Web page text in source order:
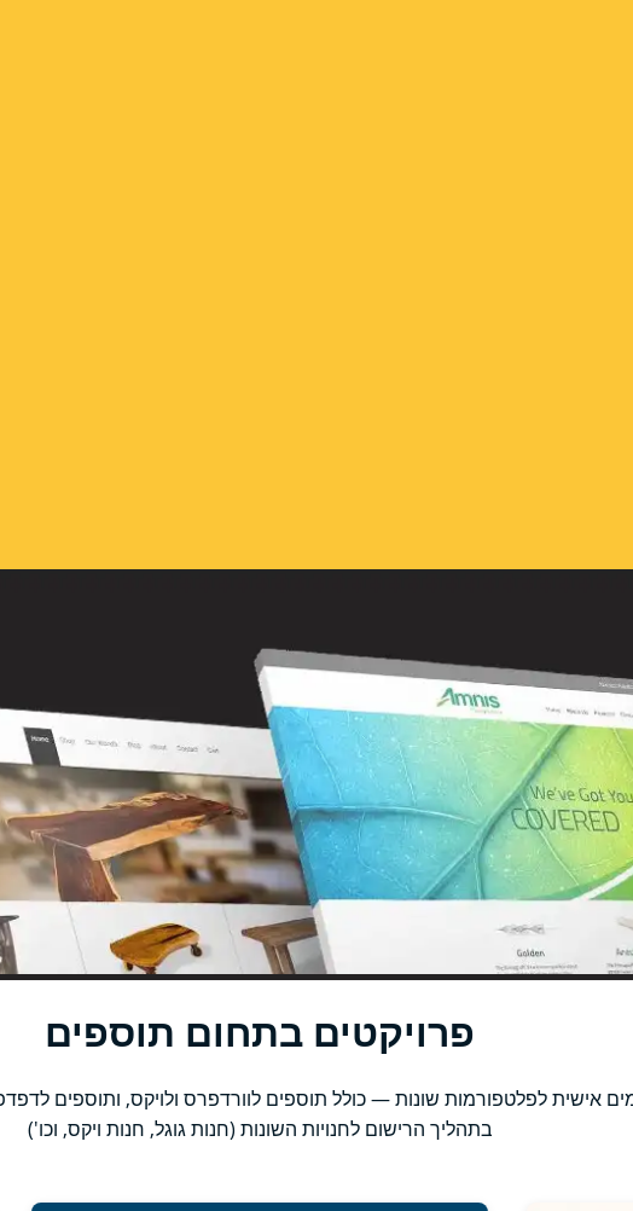
פרויקטים בתחום תוספים
אישית לפלטפורמות שונות — כולל תוספים לוורדפרס ולויקס, ותוספים
בתהליך הרישום לחנויות השונות (חנות גוגל, חנות ויקס, וכו')